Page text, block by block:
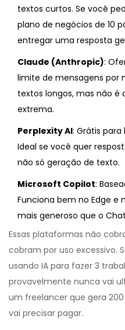
textos curtos. Se você
plano de negócios de 10
entregar uma resposta
Claude (Anthropic):
limite de mensagens por
textos longos, mas não é
extrema.
Perplexity AI: Grátis
Ideal se você quer
não só geração de texto.
Microsoft Copilot:
Funciona bem no Edge e
mais generoso que o
Essas plataformas não
cobram por uso excessivo.
usando IA para fazer 3
provavelmente nunca vai
um freelancer que gera
vai precisar pagar.